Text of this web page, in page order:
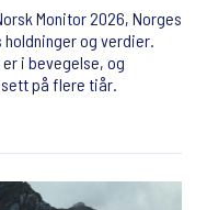
Monitor 2026, Norges
og verdier.
i bevegelse, og
på flere tiår.